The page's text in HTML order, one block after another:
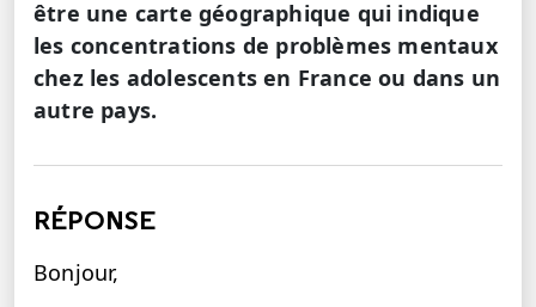
être une carte géographique qui indique
les concentrations de problèmes mentaux
chez les adolescents en France ou dans un
autre pays.
RÉPONSE
Bonjour,